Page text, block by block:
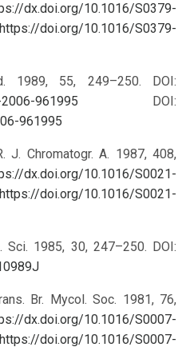
dx.doi.org/10.1016/S0379-
https://doi.org/10.1016/S0379-
1989, 55, 249–250. DOI:
961995
DOI:
961995
J. Chromatogr. A. 1987, 408,
dx.doi.org/10.1016/S0021-
https://doi.org/10.1016/S0021-
Sci. 1985, 30, 247–250. DOI:
Br. Mycol. Soc. 1981, 76,
dx.doi.org/10.1016/S0007-
https://doi.org/10.1016/S0007-